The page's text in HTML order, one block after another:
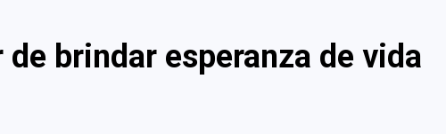
brindar esperanza de vida